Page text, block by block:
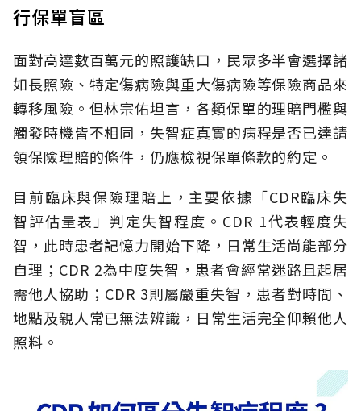
行保單盲區
面對高達數百萬元的照護缺口，民眾多半會選擇諸
如長照險、特定傷病險與重大傷病險等保險商品來
轉移風險。但林宗佑坦言，各類保單的理賠門檻與
觸發時機皆不相同，失智症真實的病程是否已達請
領保險理賠的條件，仍應檢視保單條款的約定。
目前臨床與保險理賠上，主要依據「CDR臨床失
智評估量表」判定失智程度。CDR 1代表輕度失
智，此時患者記憶力開始下降，日常生活尚能部分
自理；CDR 2為中度失智，患者會經常迷路且起居
需他人協助；CDR 3則屬嚴重失智，患者對時間、
地點及親人常已無法辨識，日常生活完全仰賴他人
照料。